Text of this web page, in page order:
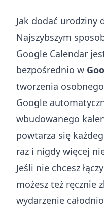
Jak dodać urodziny
Najszybszym
Google Calendar
bezpośrednio w
tworzenia
Google
wbudowanego
powtarza się
raz i nigdy więcej
Jeśli nie chcesz
możesz też ręcznie
wydarzenie